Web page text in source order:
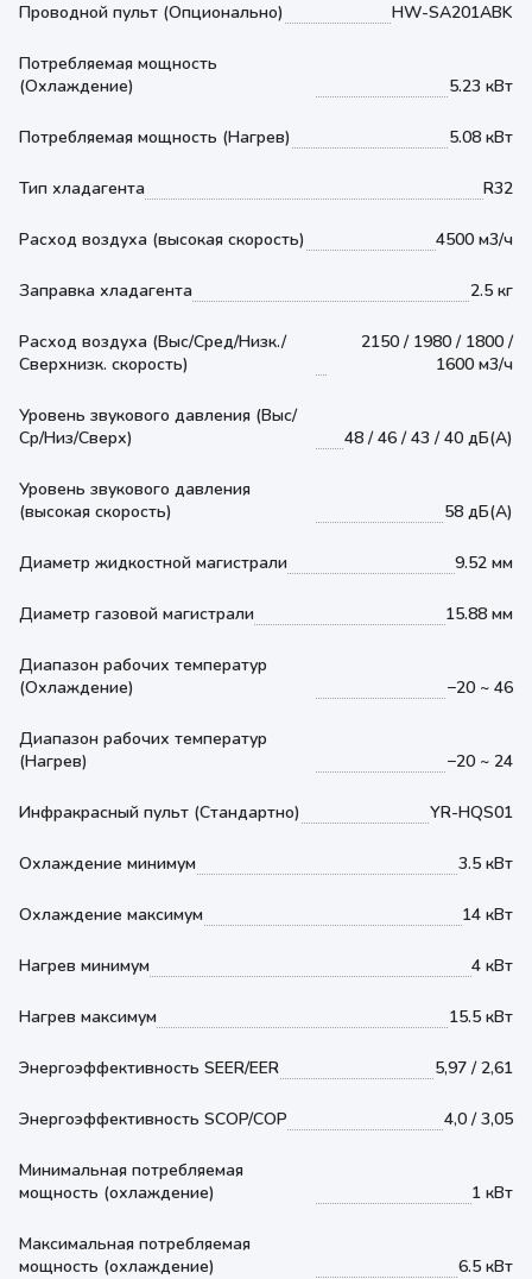
Проводной пульт (Опционально) HW-SA201ABK
Потребляемая мощность
(Охлаждение)
5.23 кВт
Потребляемая мощность (Нагрев) 5.08 кВт
Тип хладагента R32
Расход воздуха (высокая скорость) 4500 м3/ч
Заправка хладагента 2.5 кг
Расход воздуха (Выс/Сред/Низк./
Сверхнизк. скорость)
2150 / 1980 / 1800 /
1600 м3/ч
Уровень звукового давления (Выс/
Ср/Низ/Сверх)
48 / 46 / 43 / 40 дБ(А)
Уровень звукового давления
(высокая скорость)
58 дБ(А)
Диаметр жидкостной магистрали 9.52 мм
Диаметр газовой магистрали 15.88 мм
Диапазон рабочих температур
(Охлаждение)
−20 ~ 46
Диапазон рабочих температур
(Нагрев)
−20 ~ 24
Инфракрасный пульт (Стандартно) YR-HQS01
Охлаждение минимум 3.5 кВт
Охлаждение максимум 14 кВт
Нагрев минимум 4 кВт
Нагрев максимум 15.5 кВт
Энергоэффективность SEER/EER 5,97 / 2,61
Энергоэффективность SCOP/COP 4,0 / 3,05
Минимальная потребляемая
мощность (охлаждение)
1 кВт
Максимальная потребляемая
мощность (охлаждение)
6.5 кВт